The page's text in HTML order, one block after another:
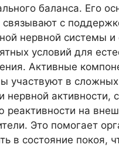
баланса. Его
связывают с
нервной системы и
условий для
Активные
участвуют в
нервной активности,
реактивности на
Это помогает
в состояние покоя,